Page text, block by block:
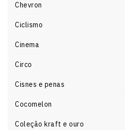
Chevron
Ciclismo
Cinema
Circo
Cisnes e penas
Cocomelon
Coleção kraft e ouro